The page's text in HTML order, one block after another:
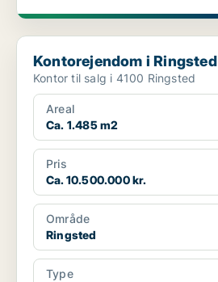
Kontorejendom i Ringsted
Kontorejendom i Ringsted
Kontor til salg i 4100 Ringsted
Areal
Ca. 1.485 m2
Pris
Ca. 10.500.000 kr.
Område
Ringsted
Type